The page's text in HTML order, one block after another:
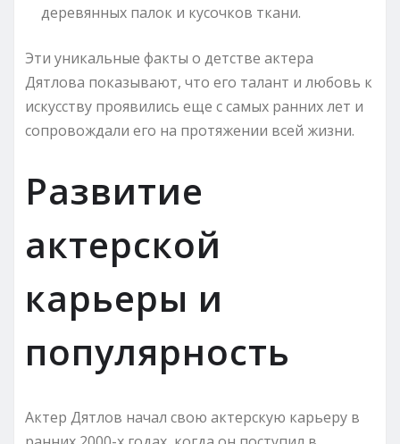
деревянных палок и кусочков ткани.
Эти уникальные факты о детстве актера
Дятлова показывают, что его талант и любовь к
искусству проявились еще с самых ранних лет и
сопровождали его на протяжении всей жизни.
Развитие
актерской
карьеры и
популярность
Актер Дятлов начал свою актерскую карьеру в